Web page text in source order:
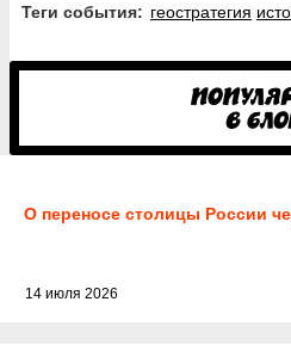
Теги события: геостратегия
О переносе столицы России
14 июля 2026